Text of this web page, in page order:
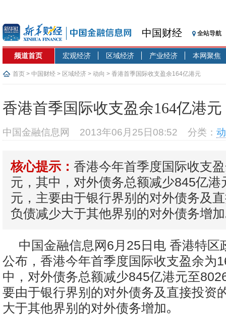
中国财经 全站导航
频道首页 宏观经济 区域经济 产业经济 本网聚焦
首页 > 中国财经 > 区域经济 > 动向 > 香港首季国际收支盈余164亿港元
香港首季国际收支盈余164亿港元
中国金融信息网 2013年06月25日08:52 分类：
核心提示： 香港今年首季度国际收支
元，其中，对外债务总额减少845亿港
元，主要由于银行界别的对外债务及
负债减少大于其他界别的对外债务增
中国金融信息网6月25日电 香港特区
公布，香港今年首季度国际收支盈余为
中，对外债务总额减少845亿港元至
要由于银行界别的对外债务及直接投资
大于其他界别的对外债务增加｡